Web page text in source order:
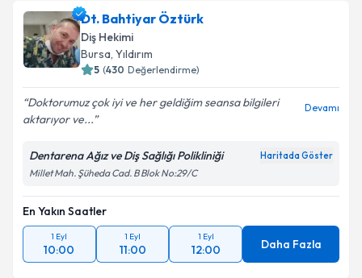
E-posta Adresiniz
Kişisel verilerimin işlenmesine ilişkinAydınlatma
Metni
Dt. Bahtiyar Öztürk
Diş Hekimi
Bursa, Yıldırım
5 (430 Değerlendirme)
Doktorumuz çok iyi ve her geldiğim seansa bilgileri
aktarıyor ve...
Devamı
Dentarena Ağız ve Diş Sağlığı Polikliniği Haritada Göster
Millet Mah. Şüheda Cad. B Blok No:29/C
En Yakın Saatler
1 Eyl
10:00
1 Eyl
11:00
1 Eyl
12:00 Daha Fazla